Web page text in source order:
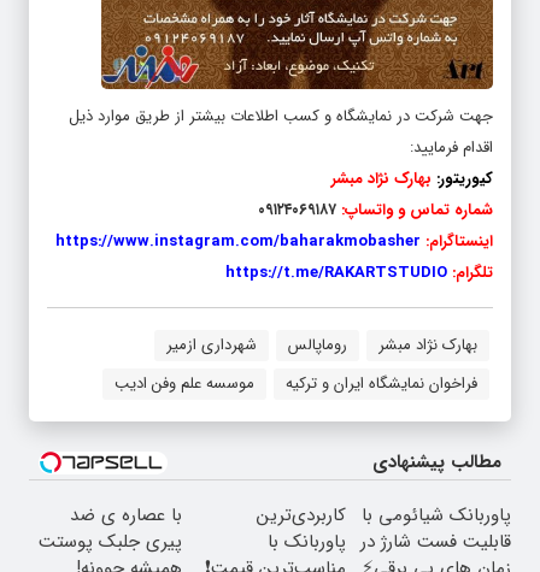
جهت شرکت در نمایشگاه و کسب اطلاعات بیشتر از طریق موارد ذیل
اقدام فرمایید:
کیوریتور:بهارک نژاد مبشر
شماره تماس و واتساپ:۰۹۱۲۴۰۶۹۱۸۷
اینستاگرام:https://www.instagram.com/baharakmobasher
تلگرام:https://t.me/RAKARTSTUDIO
بهارک نژاد مبشر روماپالس
شهرداری ازمیر
فراخوان نمایشگاه ایران و ترکیه
موسسه علم وفن ادیب
مطالب پیشنهادی
پاوربانک شیائومی با
قابلیت فست شارژ در
زمان های بی برقی⚡
کاربردی‌ترین
پاوربانک با
مناسب‌ترین قیمت❗
با عصاره ی ضد
پیری جلبک پوستت
همیشه جوونه!